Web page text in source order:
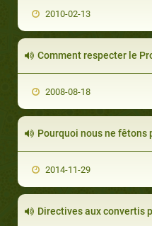
2010-02-13
Comment respecter le
2008-08-18
Pourquoi nous ne fêtons
2014-11-29
Directives aux convertis pour